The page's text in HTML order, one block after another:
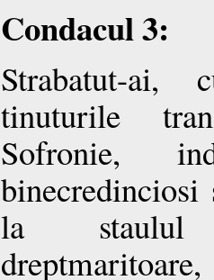
Condacul 3:
Strabatut-ai,
tinuturile
Sofronie,
binecredinciosi
la staulul